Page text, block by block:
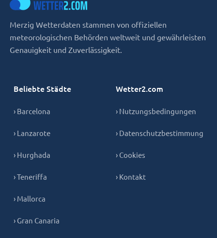
Merzig Wetterdaten stammen von offiziellen
meteorologischen Behörden weltweit und gewährleisten
Genauigkeit und Zuverlässigkeit.
Beliebte Städte
› Barcelona
› Lanzarote
› Hurghada
› Teneriffa
› Mallorca
› Gran Canaria
Wetter2.com
› Nutzungsbedingungen
› Datenschutzbestimmung
› Cookies
› Kontakt